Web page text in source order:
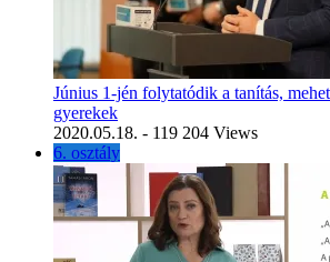
Június 1-jén folytatódik a tanítás,
gyerekek
2020.05.18. - 119 204 Views
6. osztály